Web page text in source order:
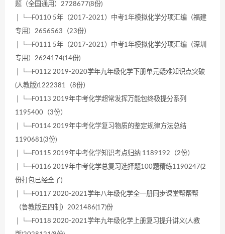
题（全国通用）2728677(8份)
│ └─F0110 5年（2017-2021）中考1年模拟化学分项汇编（福建
专用）2656563（23份）
│ └─F0111 5年（2017-2021）中考1年模拟化学分项汇编（深圳
专用）2624174(14份)
│ └─F0112 2019-2020学年九年级化学下册单元疑难知识点突破
(人教版)1222381（8份）
│ └─F0113 2019年中考化学超常发挥万能包终极提分系列
1195400（3份）
│ └─F0114 2019年中考化学复习物质的鉴定规律方法总结
1190681(3份)
│ └─F0115 2019年中考化学知识考点归纳 1189192（2份）
│ └─F0116 2019年中考化学总复习选择题100题精练1190247(2
份打包已经全了)
│ └─F0117 2020-2021学年八年级化学全一册同步课堂帮帮帮
（鲁教版五四制）2021486(17)份
│ └─F0118 2020-2021学年九年级化学上册复习提升讲义(人教